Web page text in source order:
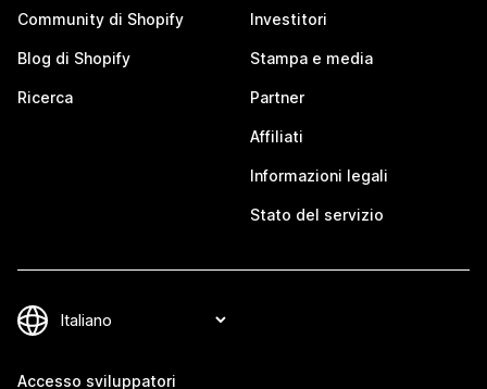
Community di Shopify
Blog di Shopify
Ricerca
Investitori
Stampa e media
Partner
Affiliati
Informazioni legali
Stato del servizio
Accesso sviluppatori